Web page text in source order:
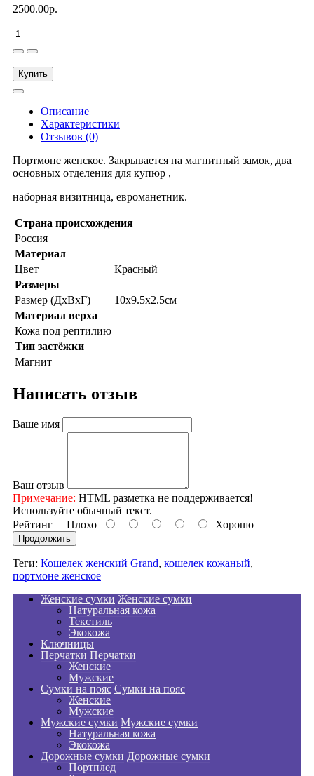
2500.00р.
Купить
Описание
Характеристики
Отзывов (0)
Портмоне женское. Закрывается на магнитный замок, два
основных отделения для купюр ,
наборная визитница, евроманетник.
Страна происхождения
Россия
Материал
Цвет
Красный
Размеры
Размер (ДхВхГ)
10х9.5х2.5см
Материал верха
Кожа под рептилию
Тип застёжки
Магнит
Написать отзыв
Ваше имя
Ваш отзыв
Примечание: HTML разметка не поддерживается!
Используйте обычный текст.
Рейтинг Плохо Хорошо
Продолжить
Теги: Кошелек женский Grand, кошелек кожаный,
портмоне женское
Женские сумки Женские сумки
Натуральная кожа
Текстиль
Экокожа
Ключницы
Перчатки Перчатки
Женские
Мужские
Сумки на пояс Сумки на пояс
Женские
Мужские
Мужские сумки Мужские сумки
Натуральная кожа
Экокожа
Дорожные сумки Дорожные сумки
Портплед